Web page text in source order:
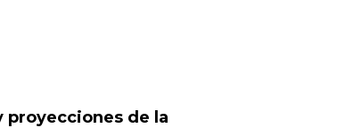
proyecciones de la